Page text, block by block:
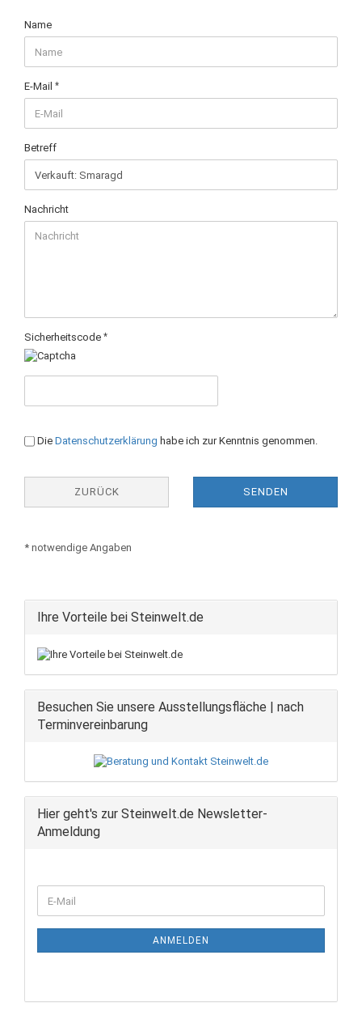
BERATUNG
&
KONTAKT
Name
E-Mail
Betreff
Nachricht
Sicherheitscode
DATENSCHUTZBESTIMMUNGEN
Die Datenschutzerklärung habe ich zur Kenntnis genommen.
ZURÜCK SENDEN
* notwendige Angaben
Ihre Vorteile bei Steinwelt.de
Besuchen Sie unsere Ausstellungsfläche | nach
Terminvereinbarung
Hier geht's zur Steinwelt.de Newsletter-
Anmeldung
ZUR
E-
Mail
ANMELDEN